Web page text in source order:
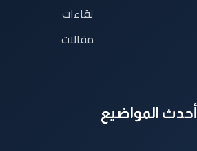
لقاءات
مقالات
أحدث المواضيع